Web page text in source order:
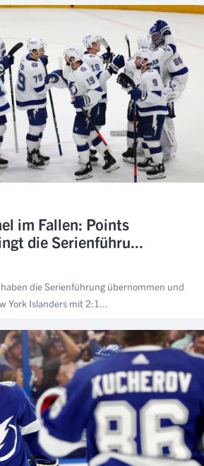
im Fallen: Points
die Serienführu...
die Serienführung übernommen und
York Islanders mit 2:1...